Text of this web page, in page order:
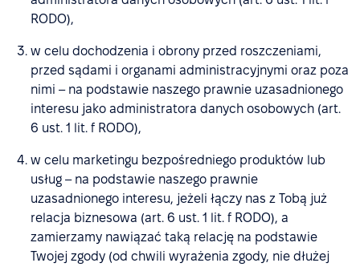
RODO),
w celu dochodzenia i obrony przed roszczeniami,
przed sądami i organami administracyjnymi oraz poza
nimi – na podstawie naszego prawnie uzasadnionego
interesu jako administratora danych osobowych (art.
6 ust. 1 lit. f RODO),
w celu marketingu bezpośredniego produktów lub
usług – na podstawie naszego prawnie
uzasadnionego interesu, jeżeli łączy nas z Tobą już
relacja biznesowa (art. 6 ust. 1 lit. f RODO), a
zamierzamy nawiązać taką relację na podstawie
Twojej zgody (od chwili wyrażenia zgody, nie dłużej